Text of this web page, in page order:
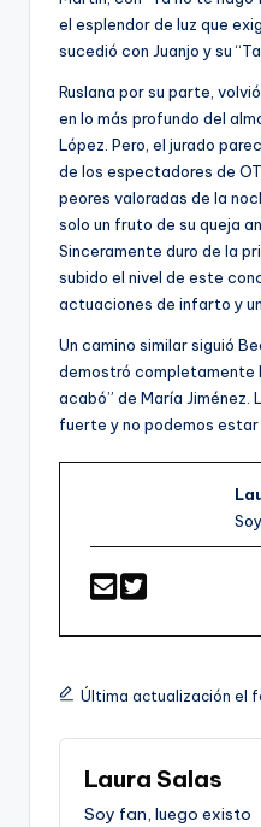
el esplendor de luz que
sucedió con Juanjo y su
Ruslana por su parte,
en lo más profundo del
López. Pero, el jurado
de los espectadores de
peores valoradas de la
solo un fruto de su queja
Sinceramente duro de la
subido el nivel de este
actuaciones de infarto y
Un camino similar siguió
demostró completamente
acabó” de María Jiménez.
fuerte y no podemos estar
Última actualización el
Laura Salas
Soy fan, luego existo